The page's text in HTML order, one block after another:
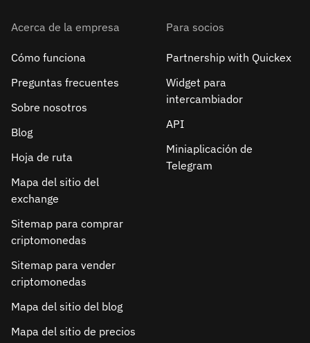
Acerca de la empresa
Cómo funciona
Preguntas frecuentes
Sobre nosotros
Blog
Hoja de ruta
Mapa del sitio del
exchange
Sitemap para comprar
criptomonedas
Sitemap para vender
criptomonedas
Mapa del sitio del blog
Mapa del sitio de precios
Para socios
Partnership with Quickex
Widget para
intercambiador
API
Miniaplicación de
Telegram